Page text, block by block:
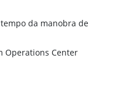
da manobra de
Operations Center